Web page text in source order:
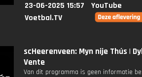
23-06-2025 15:57
YouTube
Voetbal.TV
scHeerenveen: Myn nije Thús |
Vente
Van dit programma is geen informatie